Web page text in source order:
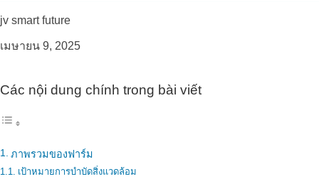
jv smart future
เมษายน 9, 2025
Các nội dung chính trong bài viết
ภาพรวมของฟาร์ม
เป้าหมายการบำบัดสิ่งแวดล้อม